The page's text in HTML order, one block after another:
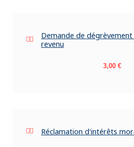
Demande de
revenu
Prix
3,00 €
Réclamation d'intérêts